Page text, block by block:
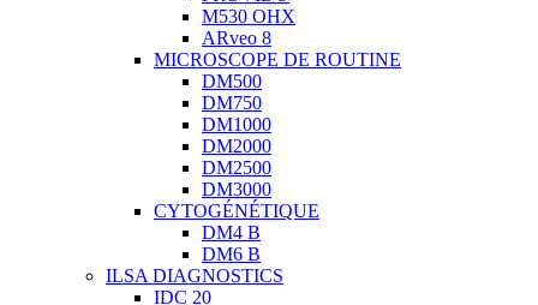
M530 OHX
ARveo 8
MICROSCOPE DE ROUTINE
DM500
DM750
DM1000
DM2000
DM2500
DM3000
CYTOGÉNÉTIQUE
DM4 B
DM6 B
ILSA DIAGNOSTICS
IDC 20